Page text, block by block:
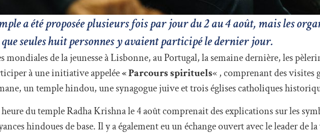
a été proposée plusieurs fois par jour du 2 au 4 août, mais les
seules huit personnes y avaient participé le dernier jour.
mondiales de la jeunesse à Lisbonne, au Portugal, la semaine dernière, les
à une initiative appelée« Parcours spirituels« , comprenant des visites
un temple hindou, une synagogue juive et trois églises catholiques
du temple Radha Krishna le 4 août comprenait des explications sur les
hindoues de base. Il y a également eu un échange ouvert avec le leader de